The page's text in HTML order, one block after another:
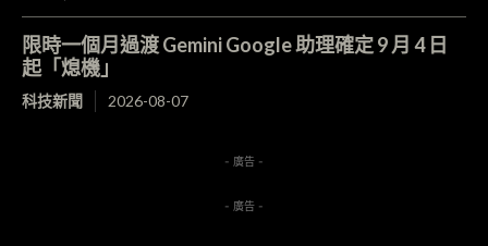
限時一個月過渡 Gemini Google 助理確定 9 月 4 日
起「熄機」
科技新聞 2026-08-07
- 廣告 -
- 廣告 -